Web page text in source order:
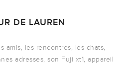
DE LAUREN
amis, les rencontres, les chats,
adresses, son Fuji xt1, appareil